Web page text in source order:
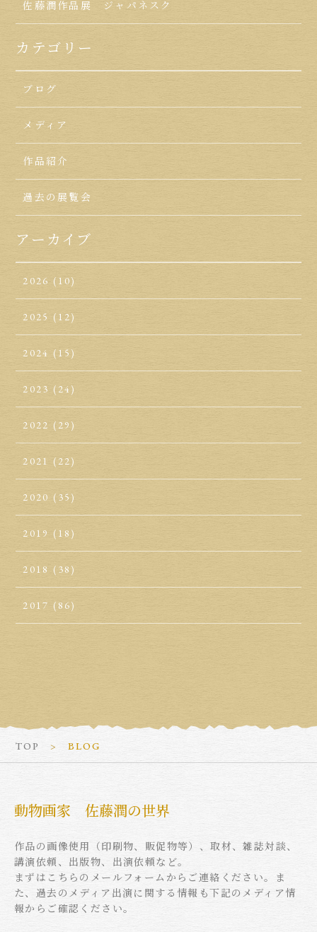
佐藤潤作品展 ジャパネスク
カテゴリー
ブログ
メディア
作品紹介
過去の展覧会
アーカイブ
2026 (10)
2025 (12)
2024 (15)
2023 (24)
2022 (29)
2021 (22)
2020 (35)
2019 (18)
2018 (38)
2017 (86)
TOP BLOG
動物画家 佐藤潤の世界
作品の画像使用（印刷物、販促物等）、取材、雑誌対談、
講演依頼、出版物、出演依頼など。
まずはこちらのメールフォームからご連絡ください。ま
た、過去のメディア出演に関する情報も下記のメディア情
報からご確認ください。